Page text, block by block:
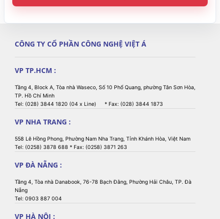
CÔNG TY CỔ PHẦN CÔNG NGHỆ VIỆT Á
VP TP.HCM :
Tầng 4, Block A, Tòa nhà Waseco, Số 10 Phổ Quang, phường Tân Sơn Hòa,
TP. Hồ Chí Minh
Tel: (028) 3844 1820 (04 x Line) * Fax: (028) 3844 1873
VP NHA TRANG :
558 Lê Hồng Phong, Phường Nam Nha Trang, Tỉnh Khánh Hòa, Việt Nam
Tel: (0258) 3878 688 * Fax: (0258) 3871 263
VP ĐÀ NẴNG :
Tầng 4, Tòa nhà Danabook, 76-78 Bạch Đằng, Phường Hải Châu, TP. Đà
Nẵng
Tel: 0903 887 004
VP HÀ NỘI :